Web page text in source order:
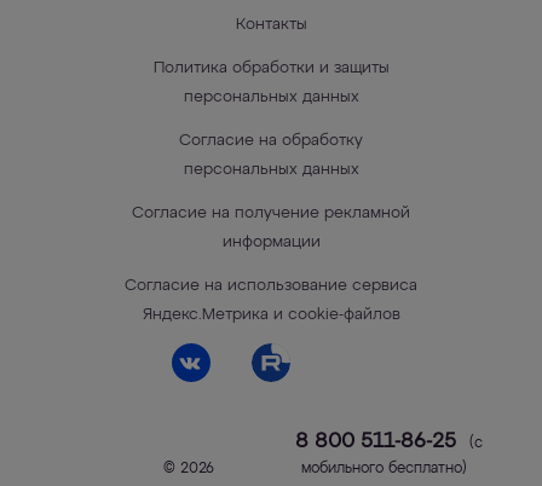
Контакты
Политика обработки и защиты
персональных данных
Согласие на обработку
персональных данных
Согласие на получение рекламной
информации
Согласие на использование сервиса
Яндекс.Метрика и cookie-файлов
© 2026
8 800 511-86-25
(с
мобильного бесплатно)